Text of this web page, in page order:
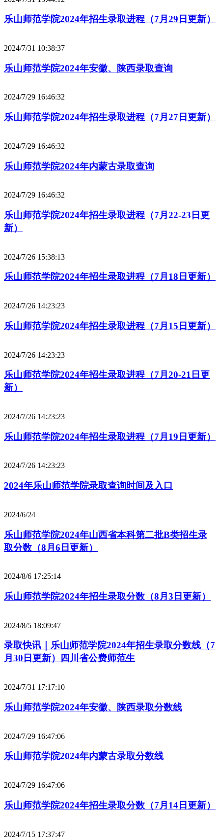
乐山师范学院2024年招生录取进程（7月29日更新）
2024/7/31 10:38:37
乐山师范学院2024年安徽、陕西录取查询
2024/7/29 16:46:32
乐山师范学院2024年招生录取进程（7月27日更新）
2024/7/29 16:46:32
乐山师范学院2024年内蒙古录取查询
2024/7/29 16:46:32
乐山师范学院2024年招生录取进程（7月22-23日更
新）
2024/7/26 15:38:13
乐山师范学院2024年招生录取进程（7月18日更新）
2024/7/26 14:23:23
乐山师范学院2024年招生录取进程（7月15日更新）
2024/7/26 14:23:23
乐山师范学院2024年招生录取进程（7月20-21日更
新）
2024/7/26 14:23:23
乐山师范学院2024年招生录取进程（7月19日更新）
2024/7/26 14:23:23
2024年乐山师范学院录取查询时间及入口
2024/6/24
乐山师范学院2024年山西省本科第二批B类招生录
取分数（8月6日更新）
2024/8/6 17:25:14
乐山师范学院2024年招生录取分数（8月3日更新）
2024/8/5 18:09:47
录取快讯｜乐山师范学院2024年招生录取分数线（7
月30日更新）四川省公费师范生
2024/7/31 17:17:10
乐山师范学院2024年安徽、陕西录取分数线
2024/7/29 16:47:06
乐山师范学院2024年内蒙古录取分数线
2024/7/29 16:47:06
乐山师范学院2024年招生录取分数（7月14日更新）
2024/7/15 17:37:47